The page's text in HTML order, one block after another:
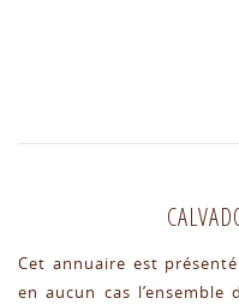
Cet annuaire est
en aucun cas l’ensemble